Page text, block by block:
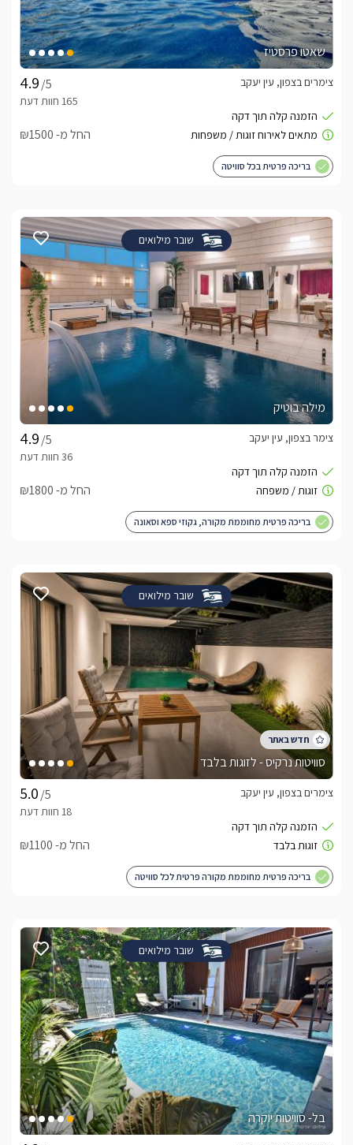
שאטו פרסטיז
/5
צימרים בצפון, עין יעקב
החל מ- ₪1500
בריכה פרטית בכל סוויטה
שובר מילואים
מילה בוטיק
/5
צימר בצפון, עין יעקב
החל מ- ₪1800
בריכה פרטית מחוממת מקורה, גקוזי ספא וסאונה
שובר מילואים
סוויטות נרקיס - לזוגות בלבד
/5
צימרים בצפון, עין יעקב
החל מ- ₪1100
בריכה פרטית מחוממת מקורה פרטית לכל סוויטה
שובר מילואים
בל- סוויטות יוקרה